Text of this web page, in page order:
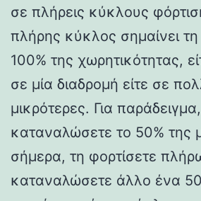
σε πλήρεις κύκλους
πλήρης κύκλος σημαίνει
100% της χωρητικότητας,
σε μία διαδρομή είτε σε
μικρότερες. Για
καταναλώσετε το 50% της
σήμερα, τη φορτίσετε
καταναλώσετε άλλο ένα